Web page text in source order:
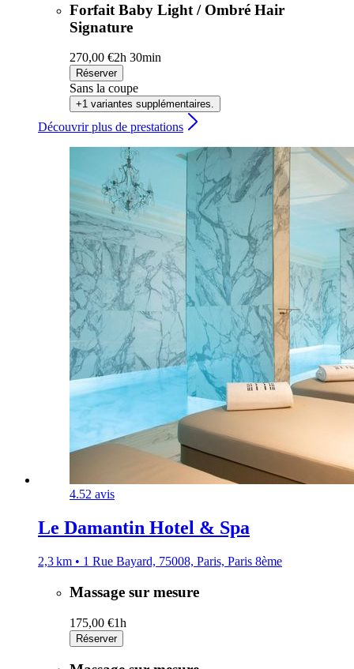
Forfait Baby Light / Ombré Hair
Signature
270,00 €2h 30min
Réserver
Sans la coupe
+1 variantes supplémentaires.
Découvrir plus de prestations
4.52 avis
Le Damantin Hotel & Spa
2,3 km • 1 Rue Bayard, 75008, Paris, Paris 8ème
Massage sur mesure
175,00 €1h
Réserver